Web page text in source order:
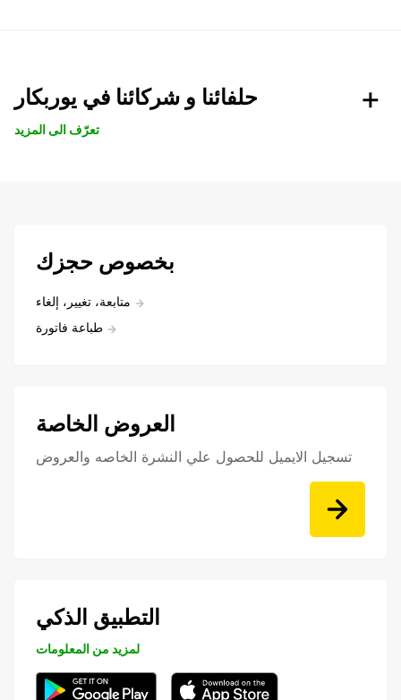
حلفائنا و شركائنا في يوربكار
تعرّف الى المزيد
بخصوص حجزك
متابعة، تغيير، إلغاء
طباعة فاتورة
العروض الخاصة
تسجيل الايميل للحصول علي النشرة الخاصه والعروض
التطبيق الذكي
لمزيد من المعلومات